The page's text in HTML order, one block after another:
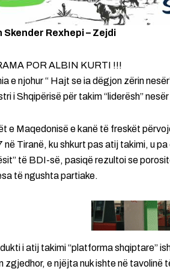
Skender Rexhepi – Zejdi
POR ALBIN KURTI !!!
e njohur “ Hajt se ia dëgjon zërin
i Shqipërisë për takim “liderësh”
e Maqedonisë e kanë të freskët
në Tiranë, ku shkurt pas atij takimi, u
të BDI-së, pasiqë rezultoi se
të ngushta partiake.
i atij takimi “platforma shqiptare”
zgjedhor, e njëjta nuk ishte në